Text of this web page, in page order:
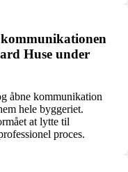
Huse under
åbne kommunikation
hele byggeriet.
at lytte til
proces.